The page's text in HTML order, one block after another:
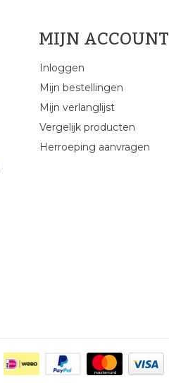
MIJN ACCOUNT
Inloggen
Mijn bestellingen
Mijn verlanglijst
Vergelijk producten
Herroeping aanvragen